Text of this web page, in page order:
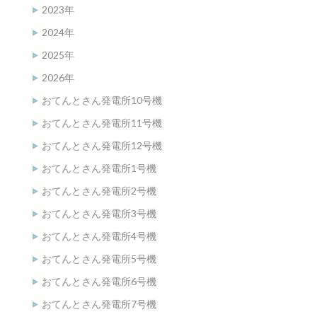
2023年
2024年
2025年
2026年
おてんとさん発電所10号機
おてんとさん発電所11号機
おてんとさん発電所12号機
おてんとさん発電所1号機
おてんとさん発電所2号機
おてんとさん発電所3号機
おてんとさん発電所4号機
おてんとさん発電所5号機
おてんとさん発電所6号機
おてんとさん発電所7号機